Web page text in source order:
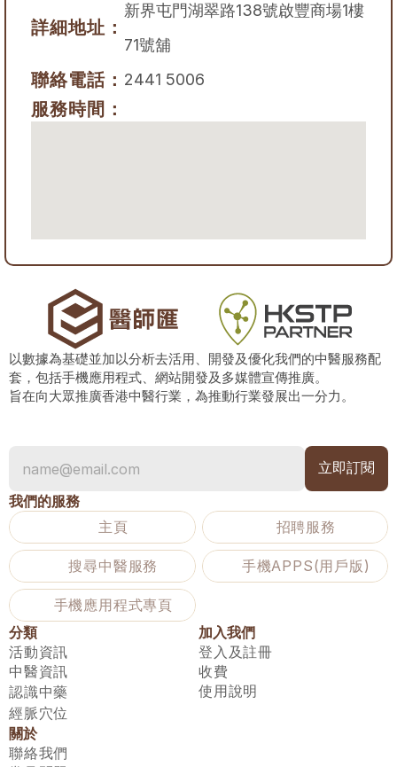
詳細地址：
新界屯門湖翠路138號啟豐商場1樓
71號舖
聯絡電話： 2441 5006
服務時間：
以數據為基礎並加以分析去活用、開發及優化我們的中醫服務配
套，包括手機應用程式、網站開發及多媒體宣傳推廣。
旨在向大眾推廣香港中醫行業，為推動行業發展出一分力。
我們的服務
主頁
招聘服務
搜尋中醫服務 手機APPS(用戶版)
手機應用程式專頁
分類
活動資訊
中醫資訊
認識中藥
經脈穴位
加入我們
登入及註冊
收費
使用說明
關於
聯絡我們